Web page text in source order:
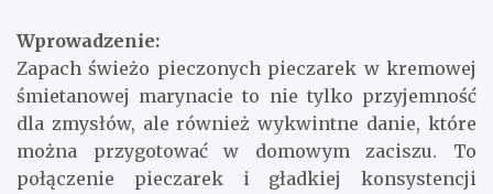
Wprowadzenie:
Zapach świeżo pieczonych pieczarek w kremowej
śmietanowej marynacie to nie tylko przyjemność
dla zmysłów, ale również wykwintne danie, które
można przygotować w domowym zaciszu. To
połączenie pieczarek i gładkiej konsystencji